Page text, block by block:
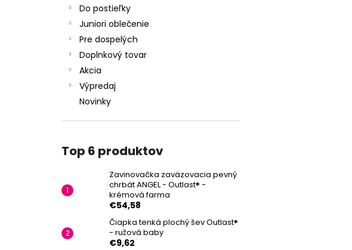
Do postieľky
Juniori oblečenie
Pre dospelých
Doplnkový tovar
Akcia
Výpredaj
Novinky
Top 6 produktov
Zavinovačka zaväzovacia pevný
chrbát ANGEL - Outlast® -
krémová farma
€54,58
Čiapka tenká plochý šev Outlast®
- ružová baby
€9,62